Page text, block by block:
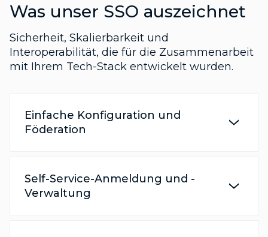
Was unser SSO auszeichnet
Sicherheit, Skalierbarkeit und
Interoperabilität, die für die Zusammenarbeit
mit Ihrem Tech-Stack entwickelt wurden.
Einfache Konfiguration und
Föderation
Self-Service-Anmeldung und -
Verwaltung